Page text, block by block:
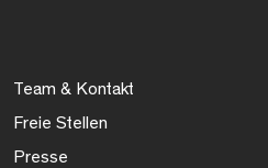
Team & Kontakt
Freie Stellen
Presse